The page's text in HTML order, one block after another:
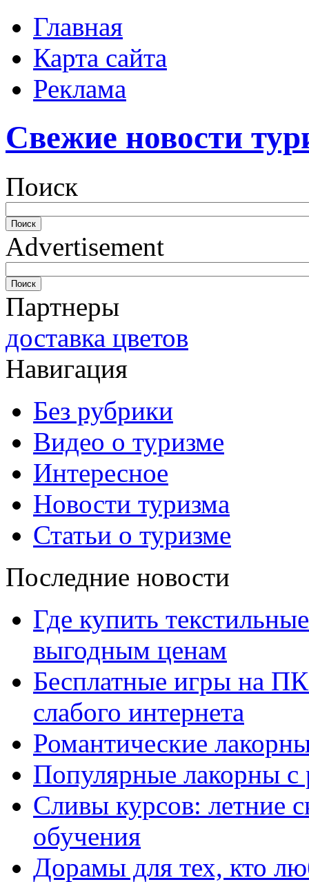
Главная
Карта сайта
Реклама
Свежие новости
Поиск
Advertisement
Партнеры
доставка цветов
Навигация
Без рубрики
Видео о туризме
Интересное
Новости туризма
Статьи о туризме
Последние новости
Где купить
выгодным ценам
Бесплатные игры на
слабого интернета
Романтические
Популярные лакорны с
Сливы курсов: летние
обучения
Дорамы для тех, кто